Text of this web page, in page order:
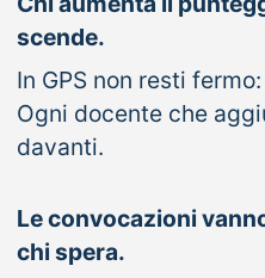
scende.
In GPS non resti
Ogni docente che
davanti.
Le convocazioni
chi spera.